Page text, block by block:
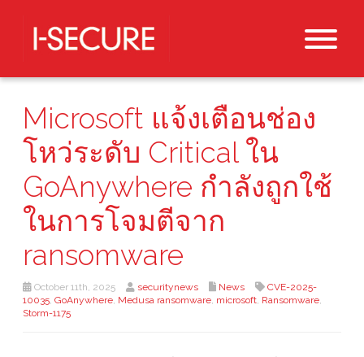
Microsoft แจ้งเตือนช่อง
โหว่ระดับ Critical ใน
GoAnywhere กำลังถูกใช้
ในการโจมตีจาก
ransomware
October 11th, 2025 securitynews News
CVE-2025-
10035, GoAnywhere, Medusa ransomware, microsoft, Ransomware,
Storm-1175